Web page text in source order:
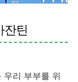
틴
우리 부부를 위